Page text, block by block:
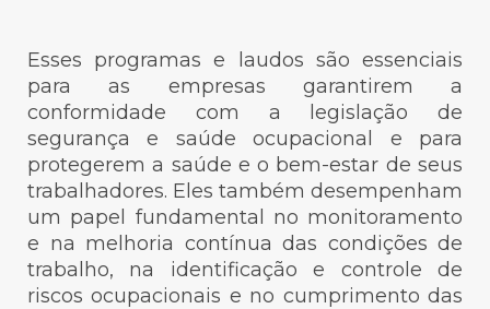
Esses programas e laudos são essenciais
para as empresas garantirem a
conformidade com a legislação de
segurança e saúde ocupacional e para
protegerem a saúde e o bem-estar de seus
trabalhadores. Eles também desempenham
um papel fundamental no monitoramento
e na melhoria contínua das condições de
trabalho, na identificação e controle de
riscos ocupacionais e no cumprimento das